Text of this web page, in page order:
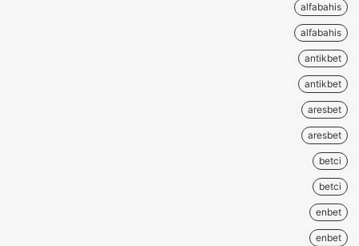
alfabahis
alfabahis
antikbet
antikbet
aresbet
aresbet
betci
betci
enbet
enbet